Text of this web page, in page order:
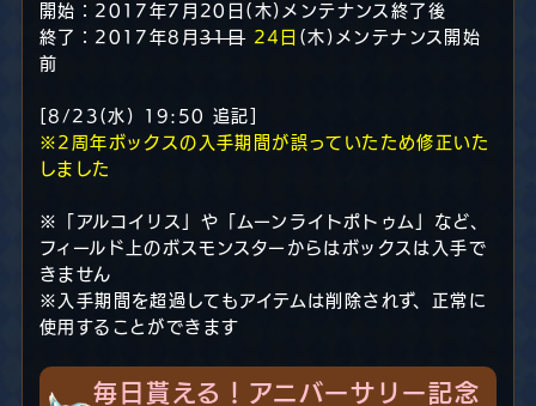
開始：2017年7月20日(木)メンテナンス終了後
終了：2017年8月 31日 24日 (木)メンテナンス開始
前
[8/23(水) 19:50 追記]
※2周年ボックスの入手期間が誤っていたため修正いた
しました
※「アルコイリス」や「ムーンライトポトゥム」など、
フィールド上のボスモンスターからはボックスは入手で
きません
※入手期間を超過してもアイテムは削除されず、正常に
使用することができます
毎日貰える！アニバーサリー記念